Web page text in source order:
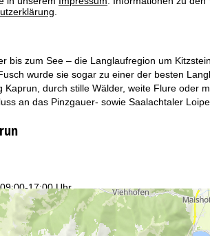
09:00-17:00 Uhr
09:00-15:00 Uhr
geschlossen
bis zum See – die Langlaufregion um
wurde sie sogar zu einer der besten
durch stille Wälder, weite Flure oder
an das Pinzgauer- sowie Saalachtaler